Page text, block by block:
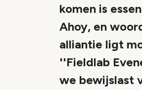
komen is
Ahoy, en
alliantie ligt
''Fieldlab
we bewijslast